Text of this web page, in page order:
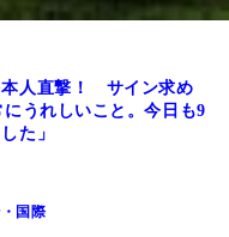
本人直撃！ サイン求め
うれしいこと。今日も9
た」
国際